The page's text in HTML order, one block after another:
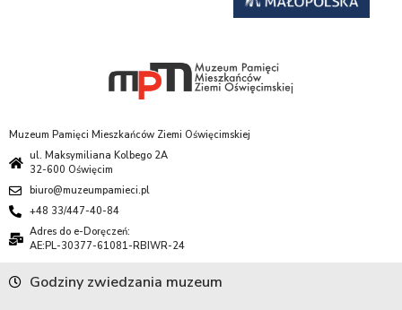
Muzeum Pamięci Mieszkańców Ziemi Oświęcimskiej
ul. Maksymiliana Kolbego 2A
32-600 Oświęcim
biuro@muzeumpamieci.pl
+48 33/447-40-84
Adres do e-Doręczeń:
AE:PL-30377-61081-RBIWR-24
Godziny zwiedzania muzeum